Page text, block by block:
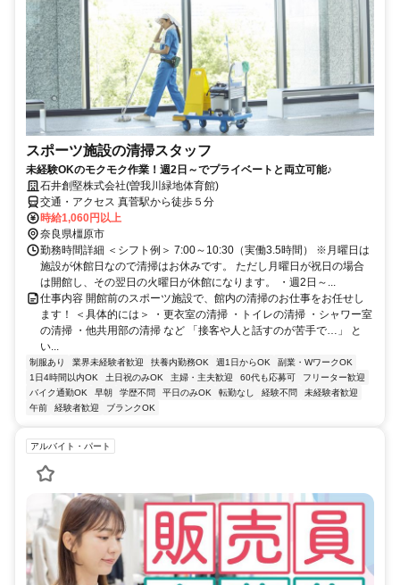
スポーツ施設の清掃スタッフ
未経験OKのモクモク作業！週2日～でプライベートと両立可能♪
石井創堅株式会社(曽我川緑地体育館)
交通・アクセス 真菅駅から徒歩５分
時給1,060円以上
奈良県橿原市
勤務時間詳細 ＜シフト例＞ 7:00～10:30（実働3.5時間） ※月曜日は
施設が休館日なので清掃はお休みです。 ただし月曜日が祝日の場合
は開館し、その翌日の火曜日が休館になります。 ・週2日～...
仕事内容 開館前のスポーツ施設で、館内の清掃のお仕事をお任せし
ます！ ＜具体的には＞ ・更衣室の清掃 ・トイレの清掃 ・シャワー室
の清掃 ・他共用部の清掃 など 「接客や人と話すのが苦手で…」 と
い...
制服あり 業界未経験者歓迎 扶養内勤務OK 週1日からOK
副業・WワークOK
1日4時間以内OK
土日祝のみOK 主婦・主夫歓迎 60代も応募可
フリーター歓迎
バイク通勤OK
早朝 学歴不問 平日のみOK 転勤なし 経験不問
未経験者歓迎
午前
経験者歓迎 ブランクOK
アルバイト・パート